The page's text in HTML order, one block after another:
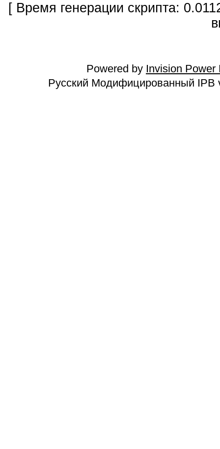
[ Время генерации скрипта:
Powered by Invision Power
Русский Модифицированный IPB